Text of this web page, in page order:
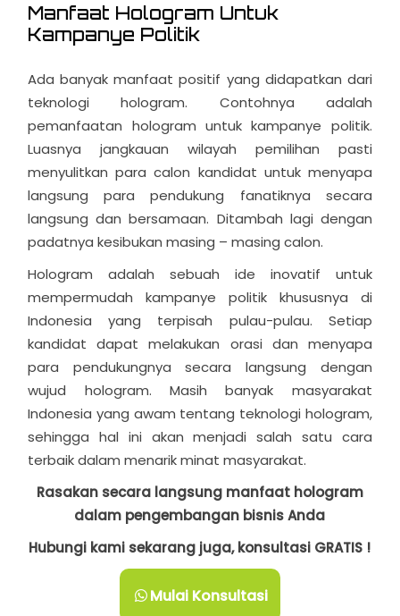
Manfaat Hologram Untuk
Kampanye Politik
Ada banyak manfaat positif yang didapatkan dari
teknologi hologram. Contohnya adalah
pemanfaatan hologram untuk kampanye politik.
Luasnya jangkauan wilayah pemilihan pasti
menyulitkan para calon kandidat untuk menyapa
langsung para pendukung fanatiknya secara
langsung dan bersamaan. Ditambah lagi dengan
padatnya kesibukan masing – masing calon.
Hologram adalah sebuah ide inovatif untuk
mempermudah kampanye politik khususnya di
Indonesia yang terpisah pulau-pulau. Setiap
kandidat dapat melakukan orasi dan menyapa
para pendukungnya secara langsung dengan
wujud hologram. Masih banyak masyarakat
Indonesia yang awam tentang teknologi hologram,
sehingga hal ini akan menjadi salah satu cara
terbaik dalam menarik minat masyarakat.
Rasakan secara langsung manfaat hologram
dalam pengembangan bisnis Anda
Hubungi kami sekarang juga, konsultasi GRATIS !
Mulai Konsultasi